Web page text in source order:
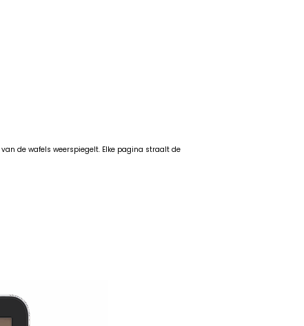
de wafels weerspiegelt. Elke pagina straalt de